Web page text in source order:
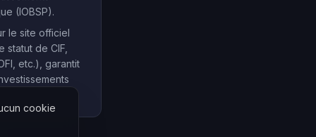
(IOBSP).
le site officiel
de CIF,
etc.), garantit
cookie